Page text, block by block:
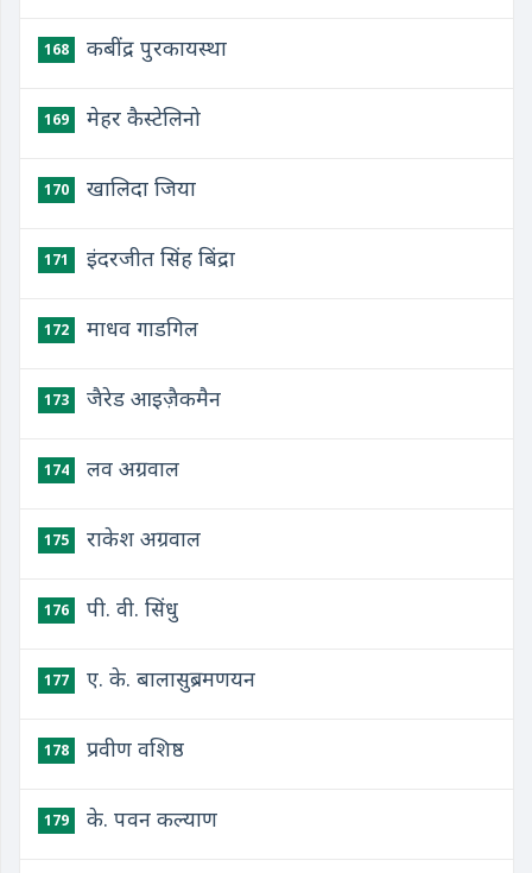
168 कबींद्र पुरकायस्था
169 मेहर कैस्टेलिनो
170 खालिदा जिया
171 इंदरजीत सिंह बिंद्रा
172 माधव गाडगिल
173 जैरेड आइज़ैकमैन
174 लव अग्रवाल
175 राकेश अग्रवाल
176 पी. वी. सिंधु
177 ए. के. बालासुब्रमणयन
178 प्रवीण वशिष्ठ
179 के. पवन कल्याण